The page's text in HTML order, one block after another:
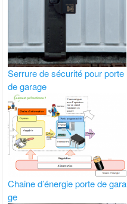
Serrure de sécurité pour porte
de garage
Chaine d’énergie porte de gara
ge